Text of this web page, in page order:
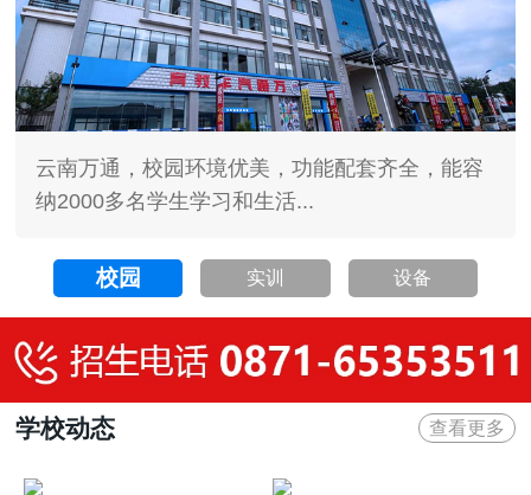
云南万通，校园环境优美，功能配套齐全，能容
纳2000多名学生学习和生活...
校园 实训 设备
学校动态 查看更多